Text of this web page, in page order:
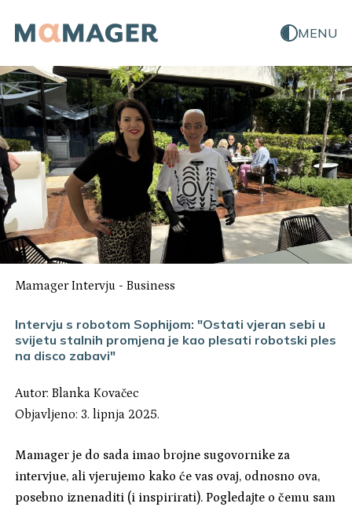
MENU
Mamager Intervju -Business
Intervju s robotom Sophijom: "Ostati vjeran sebi u
svijetu stalnih promjena je kao plesati robotski ples
na disco zabavi"
Autor:Blanka Kovačec
Objavljeno: 3. lipnja 2025.
Mamager je do sada imao brojne sugovornike za
intervjue, ali vjerujemo kako će vas ovaj, odnosno ova,
posebno iznenaditi (i inspirirati). Pogledajte o čemu sam